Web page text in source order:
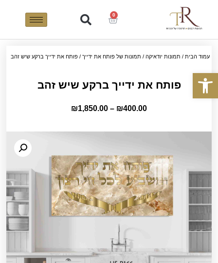
פתח סרגל נגישות
0
עמוד הבית / תמונות יודאיקה / תמונות של פותח את ידייך / פותח את ידייך ברקע שיש זהב
פותח את ידייך ברקע שיש זהב
₪400.00
–
₪1,850.00